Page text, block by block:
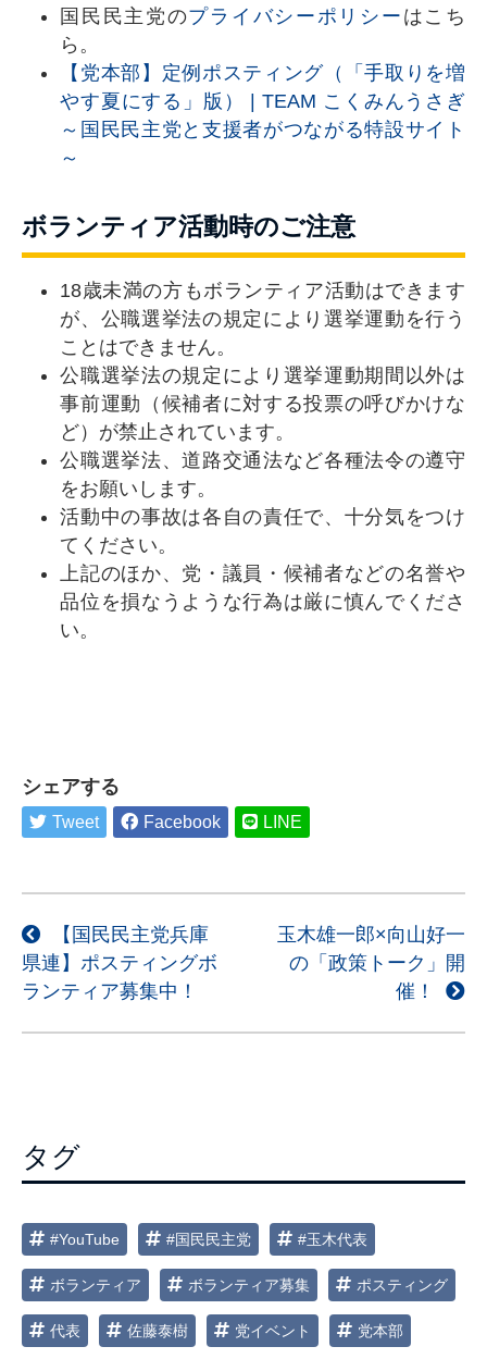
国民民主党のプライバシーポリシー はこち
ら。
【党本部】定例ポスティング（「手取りを増
やす夏にする」版） | TEAM こくみんうさぎ
～国民民主党と支援者がつながる特設サイト
～
ボランティア活動時のご注意
18歳未満の方もボランティア活動はできます
が、公職選挙法の規定により選挙運動を行う
ことはできません。
公職選挙法の規定により選挙運動期間以外は
事前運動（候補者に対する投票の呼びかけな
ど）が禁止されています。
公職選挙法、道路交通法など各種法令の遵守
をお願いします。
活動中の事故は各自の責任で、十分気をつけ
てください。
上記のほか、党・議員・候補者などの名誉や
品位を損なうような行為は厳に慎んでくださ
い。
シェアする
Tweet Facebook LINE
投
稿
ナ
ビ
シ
ョ
【国民民主党兵庫
県連】ポスティングボ
ランティア募集中！
玉木雄一郎×向山好一
の「政策トーク」開
催！
タグ
#YouTube #国民民主党 #玉木代表
ボランティア ボランティア募集 ポスティング
代表 佐藤泰樹 党イベント 党本部